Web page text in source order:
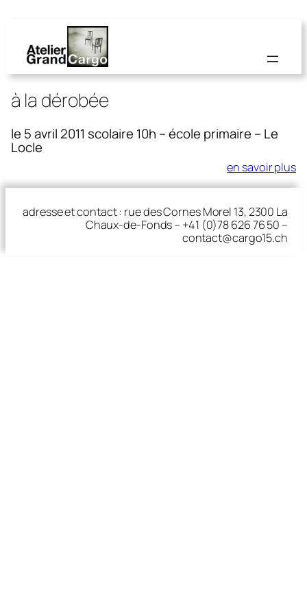
à la dérobée
le 5 avril 2011 scolaire 10h – école primaire – Le
Locle
en savoir plus
adresse et contact : rue des Cornes Morel 13, 2300 La
Chaux-de-Fonds – +41 (0)78 626 76 50 –
contact@cargo15.ch